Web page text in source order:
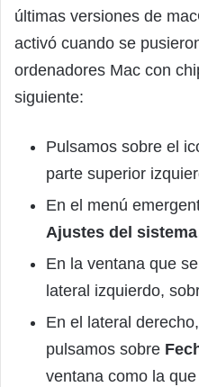
últimas versiones de
activó cuando se
ordenadores Mac con
siguiente:
Pulsamos sobre el
parte superior
En el menú
Ajustes del
En la ventana que
lateral izquierdo,
En el lateral
pulsamos sobre
ventana como la